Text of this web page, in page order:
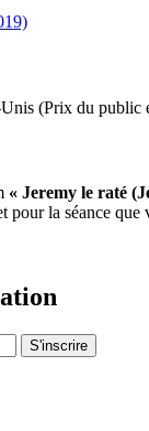
(Prix du public
« Jeremy le raté
pour la séance que